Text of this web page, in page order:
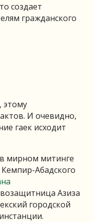
создает
гражданского
этому
И очевидно,
гаек исходит
в мирном митинге
Абадского
Азиза
городской